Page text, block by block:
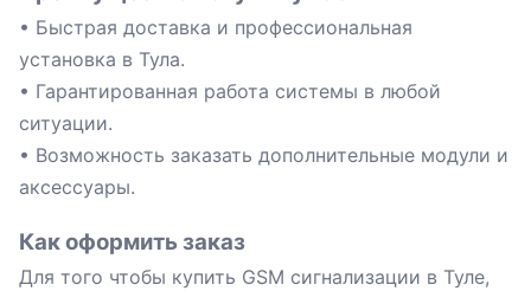
• Быстрая доставка и профессиональная
установка в Тула.
• Гарантированная работа системы в любой
ситуации.
• Возможность заказать дополнительные модули и
аксессуары.
Как оформить заказ
Для того чтобы купить GSM сигнализации в Туле,